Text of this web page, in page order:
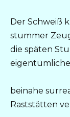
Der Schweiß
stummer
die späten
beinahe
Raststätten